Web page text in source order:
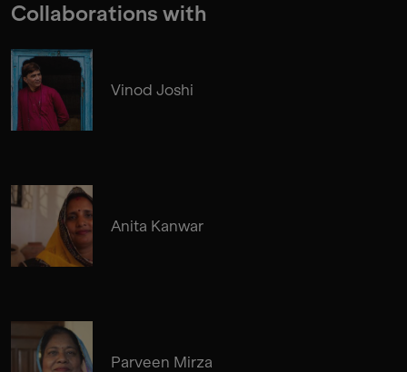
Collaborations with
Vinod Joshi
Anita Kanwar
Parveen Mirza